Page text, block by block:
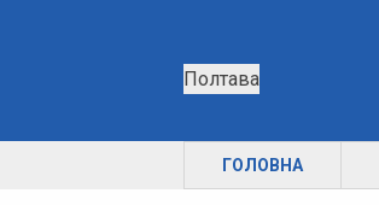
Полтава
ГОЛОВНА